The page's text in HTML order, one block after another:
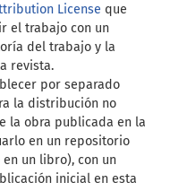
License que
el trabajo con un
del trabajo y la
revista.
por separado
la distribución no
la obra publicada en la
en un repositorio
un libro), con un
inicial en esta